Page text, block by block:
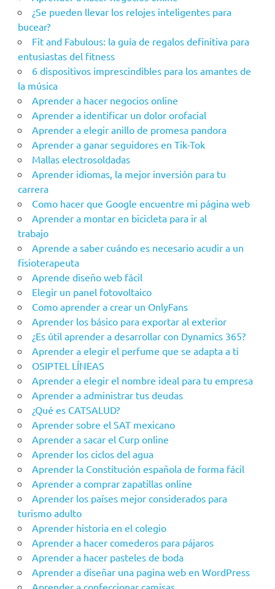
¿Se pueden llevar los relojes inteligentes para
bucear?
Fit and Fabulous: la guía de regalos definitiva para
entusiastas del fitness
6 dispositivos imprescindibles para los amantes de
la música
Aprender a hacer negocios online
Aprender a identificar un dolor orofacial
Aprender a elegir anillo de promesa pandora
Aprender a ganar seguidores en Tik-Tok
Mallas electrosoldadas
Aprender idiomas, la mejor inversión para tu
carrera
Como hacer que Google encuentre mi página web
Aprender a montar en bicicleta para ir al
trabajo
Aprende a saber cuándo es necesario acudir a un
fisioterapeuta
Aprende diseño web fácil
Elegir un panel fotovoltaico
Como aprender a crear un OnlyFans
Aprender los básico para exportar al exterior
¿Es útil aprender a desarrollar con Dynamics 365?
Aprender a elegir el perfume que se adapta a ti
OSIPTEL LÍNEAS
Aprender a elegir el nombre ideal para tu empresa
Aprender a administrar tus deudas
¿Qué es CATSALUD?
Aprender sobre el SAT mexicano
Aprender a sacar el Curp online
Aprender los ciclos del agua
Aprender la Constitución española de forma fácil
Aprender a comprar zapatillas online
Aprender los países mejor considerados para
turismo adulto
Aprender historia en el colegio
Aprender a hacer comederos para pájaros
Aprender a hacer pasteles de boda
Aprender a diseñar una pagina web en WordPress
Aprender a confeccionar camisas